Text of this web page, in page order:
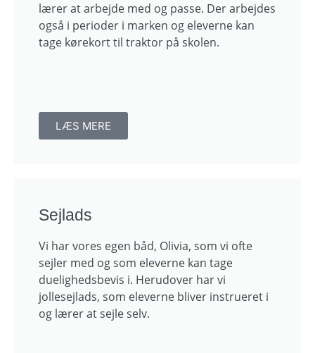
lærer at arbejde med og passe. Der arbejdes
også i perioder i marken og eleverne kan
tage kørekort til traktor på skolen.
LÆS MERE
Sejlads
Vi har vores egen båd, Olivia, som vi ofte
sejler med og som eleverne kan tage
duelighedsbevis i. Herudover har vi
jollesejlads, som eleverne bliver instrueret i
og lærer at sejle selv.